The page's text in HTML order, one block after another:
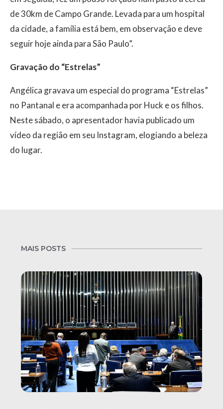
de 30km de Campo Grande. Levada para um hospital
da cidade, a família está bem, em observação e deve
seguir hoje ainda para São Paulo”.
Gravação do “Estrelas”
Angélica gravava um especial do programa “Estrelas”
no Pantanal e era acompanhada por Huck e os filhos.
Neste sábado, o apresentador havia publicado um
vídeo da região em seu Instagram, elogiando a beleza
do lugar.
MAIS POSTS